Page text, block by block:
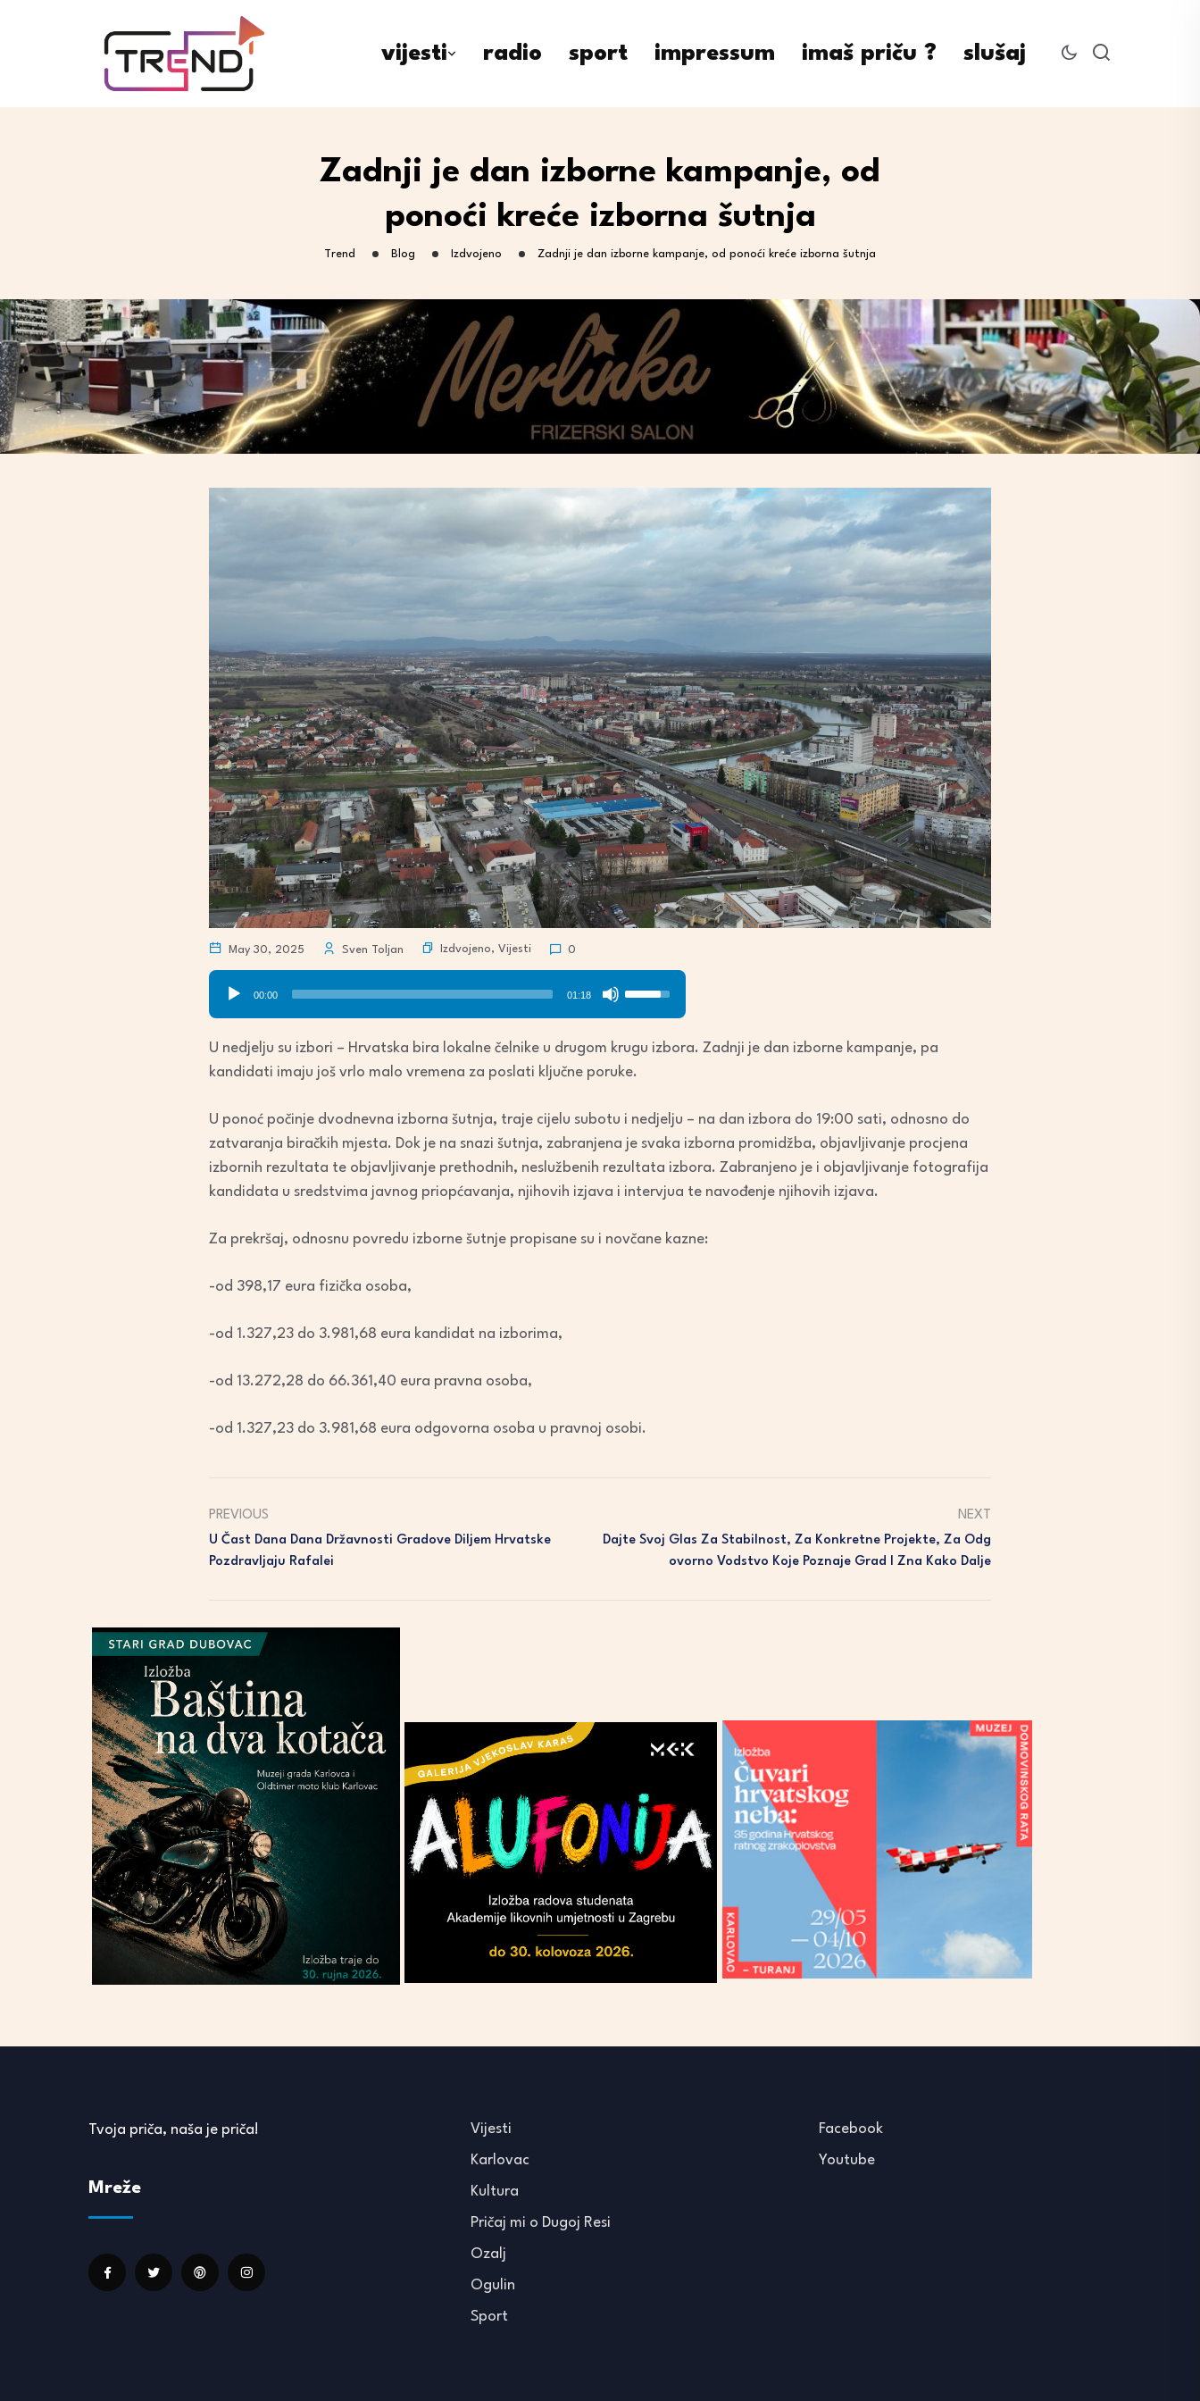
vijesti radio sport impressum imaš priču ? slušaj
Zadnji je dan izborne kampanje, od
ponoći kreće izborna šutnja
Trend Blog Izdvojeno Zadnji je dan izborne kampanje, od ponoći kreće izborna šutnja
May 30, 2025 Sven Toljan Izdvojeno, Vijesti 0
Audio
Player
00:00 01:18
Use
Up/Down
keys
decrease
U nedjelju su izbori – Hrvatska bira lokalne čelnike u drugom krugu izbora. Zadnji je dan izborne kampanje, pa
kandidati imaju još vrlo malo vremena za poslati ključne poruke.
U ponoć počinje dvodnevna izborna šutnja, traje cijelu subotu i nedjelju – na dan izbora do 19:00 sati, odnosno do
zatvaranja biračkih mjesta. Dok je na snazi šutnja, zabranjena je svaka izborna promidžba, objavljivanje procjena
izbornih rezultata te objavljivanje prethodnih, neslužbenih rezultata izbora. Zabranjeno je i objavljivanje fotografija
kandidata u sredstvima javnog priopćavanja, njihovih izjava i intervjua te navođenje njihovih izjava.
Za prekršaj, odnosnu povredu izborne šutnje propisane su i novčane kazne:
-od 398,17 eura fizička osoba,
-od 1.327,23 do 3.981,68 eura kandidat na izborima,
-od 13.272,28 do 66.361,40 eura pravna osoba,
-od 1.327,23 do 3.981,68 eura odgovorna osoba u pravnoj osobi.
PREVIOUS
U Čast Dana Dana Državnosti Gradove Diljem Hrvatske
Pozdravljaju Rafalei
NEXT
Dajte Svoj Glas Za Stabilnost, Za Konkretne Projekte, Za Odg
Ovorno Vodstvo Koje Poznaje Grad I Zna Kako Dalje
Tvoja priča, naša je priča!
Mreže
Vijesti
Karlovac
Kultura
Pričaj mi o Dugoj Resi
Ozalj
Ogulin
Sport
Facebook
Youtube